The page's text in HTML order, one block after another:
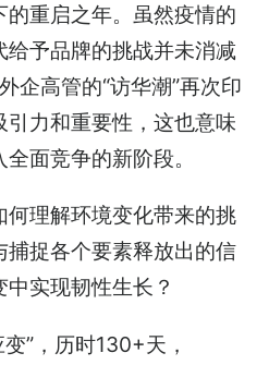
重启之年。虽然疫情的
予品牌的挑战并未消减
企高管的“访华潮”再次印
力和重要性，这也意味
面竞争的新阶段。
理解环境变化带来的挑
捉各个要素释放出的信
实现韧性生长？
变”，历时130+天，